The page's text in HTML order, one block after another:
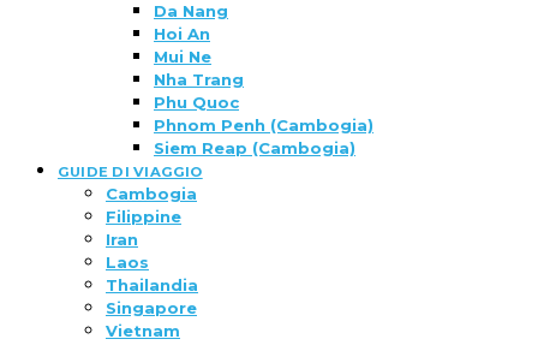
Da Nang
Hoi An
Mui Ne
Nha Trang
Phu Quoc
Phnom Penh (Cambogia)
Siem Reap (Cambogia)
GUIDE DI VIAGGIO
Cambogia
Filippine
Iran
Laos
Thailandia
Singapore
Vietnam